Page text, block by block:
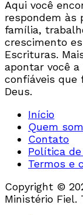
Aqui você
respondem às
família,
crescimento
Escrituras.
apontar você
confiáveis que
Deus.
Início
Quem
Contato
Política
Termos e
Copyright ©
Ministério Fiel.